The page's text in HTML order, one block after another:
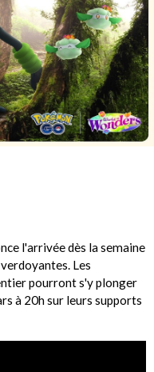
l'arrivée dès la semaine
Les
pourront s'y plonger
à 20h sur leurs supports